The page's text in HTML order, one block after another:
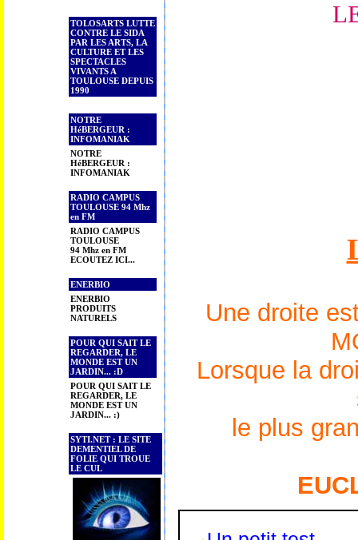
TOLOSARTS LUTTE
CONTRE LE SIDA
PAR LES ARTS, LA
CULTURE ET LES
SPECTACLES
VIVANTS A
TOULOUSE DEPUIS
1990
NOTRE
HéBERGEUR :
INFOMANIAK
NOTRE
HéBERGEUR :
INFOMANIAK
RADIO CAMPUS
TOULOUSE 94 Mhz
en FM
RADIO CAMPUS
TOULOUSE
94 Mhz en FM
ECOUTEZ ICI...
ENERBIO
ENERBIO
PRODUITS
NATURELS
POUR QUI SAIT LE
REGARDER, LE
MONDE EST UN
JARDIN... :D
POUR QUI SAIT LE
REGARDER, LE
MONDE EST UN
JARDIN... :)
SYTI.NET : LE SITE
DEMENTIEL DE
FOLIE QUI TROUE
LE CUL
Une droite
Lorsque la
le plus